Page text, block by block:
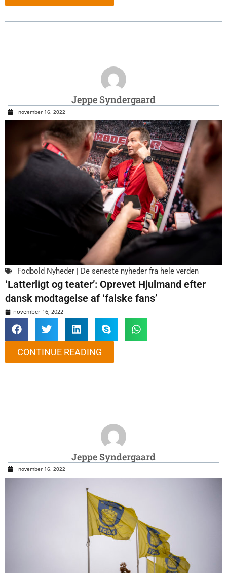
Jeppe Syndergaard
november 16, 2022
Fodbold Nyheder | De seneste nyheder fra hele verden
‘Latterligt og teater’: Oprevet Hjulmand efter
dansk modtagelse af ‘falske fans’
november 16, 2022
CONTINUE READING
Jeppe Syndergaard
november 16, 2022